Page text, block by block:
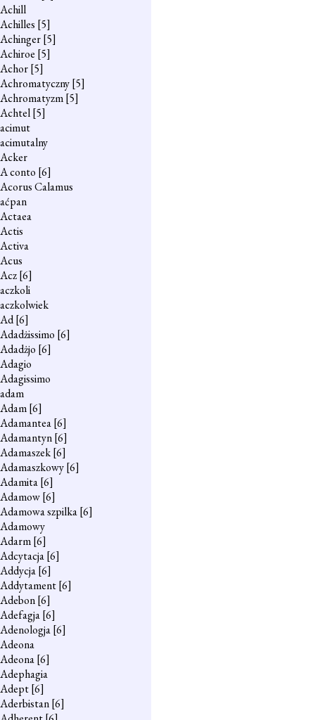
Achill
Achilles [5]
Achinger[5]
Achiroe [5]
Achor[5]
Achromatyczny[5]
Achromatyzm[5]
Achtel[5]
acimut
acimutalny
Acker
A conto [6]
Acorus Calamus
aćpan
Actaea
Actis
Activa
Acus
Acz[6]
aczkoli
aczkolwiek
Ad[6]
Adadżissimo [6]
Adadżjo [6]
Adagio
Adagissimo
adam
Adam[6]
Adamantea[6]
Adamantyn[6]
Adamaszek[6]
Adamaszkowy[6]
Adamita[6]
Adamow[6]
Adamowa szpilka[6]
Adamowy
Adarm[6]
Adcytacja[6]
Addycja[6]
Addytament[6]
Adebon[6]
Adefagja[6]
Adenologja[6]
Adeona
Adeona[6]
Adephagia
Adept[6]
Aderbistan[6]